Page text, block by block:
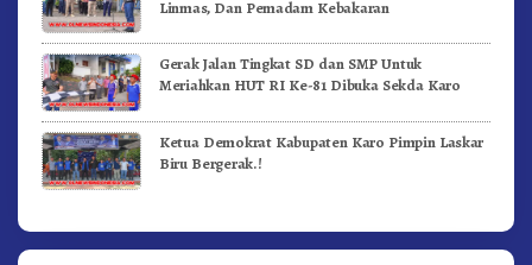
Linmas, Dan Pemadam Kebakaran
Gerak Jalan Tingkat SD dan SMP Untuk
Meriahkan HUT RI Ke-81 Dibuka Sekda Karo
Ketua Demokrat Kabupaten Karo Pimpin Laskar
Biru Bergerak.!